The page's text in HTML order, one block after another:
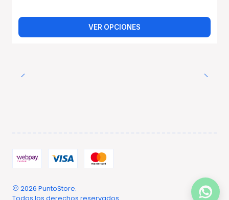
VER OPCIONES
2026 PuntoStore.
Todos los derechos reservados